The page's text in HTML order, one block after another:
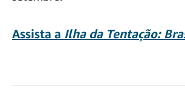
Assista a Ilha da Tentação: